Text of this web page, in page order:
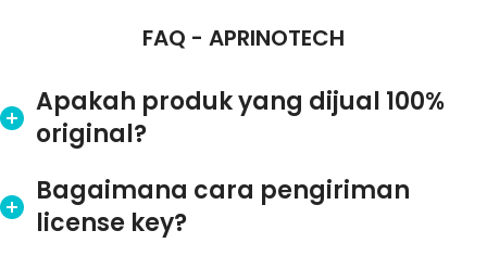
FAQ - APRINOTECH
Apakah produk yang dijual 100%
original?
Bagaimana cara pengiriman
license key?